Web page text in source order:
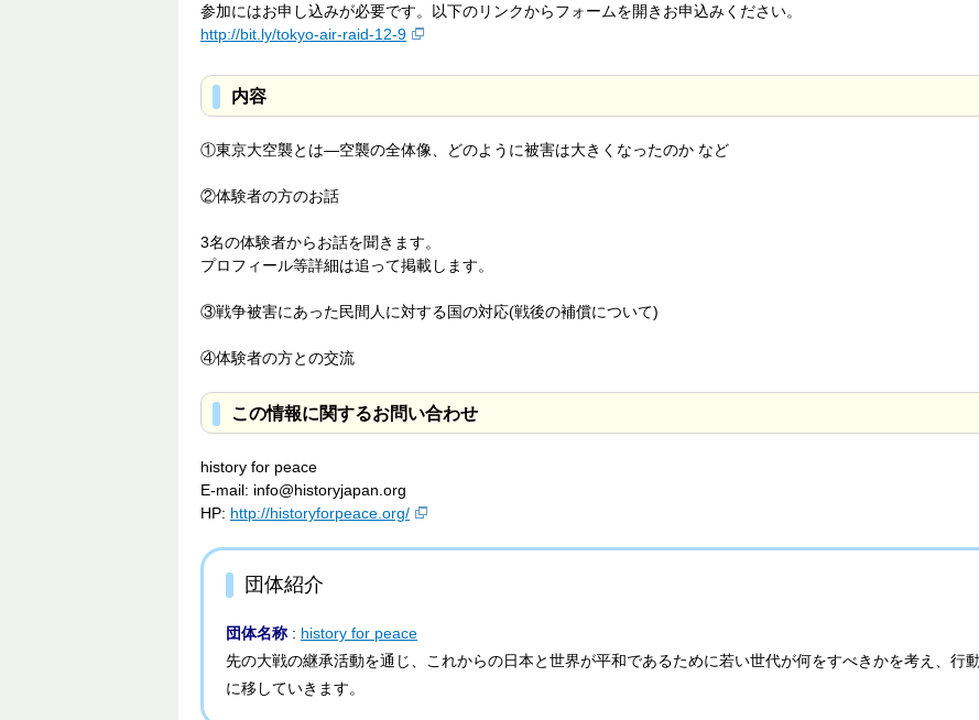
参加にはお申し込みが必要です。以下のリンクからフォームを開きお申込みください。
http://bit.ly/tokyo-air-raid-12-9
内容
①東京大空襲とは―空襲の全体像、どのように被害は大きくなったのか など
②体験者の方のお話
3名の体験者からお話を聞きます。
プロフィール等詳細は追って掲載します。
③戦争被害にあった民間人に対する国の対応(戦後の補償について)
④体験者の方との交流
この情報に関するお問い合わせ
history for peace
E-mail: info@historyjapan.org
HP: http://historyforpeace.org/
団体紹介
団体名称 : history for peace
先の大戦の継承活動を通じ、これからの日本と世界が平和であるために若い世代が何をすべきかを考え、行動
に移していきます。